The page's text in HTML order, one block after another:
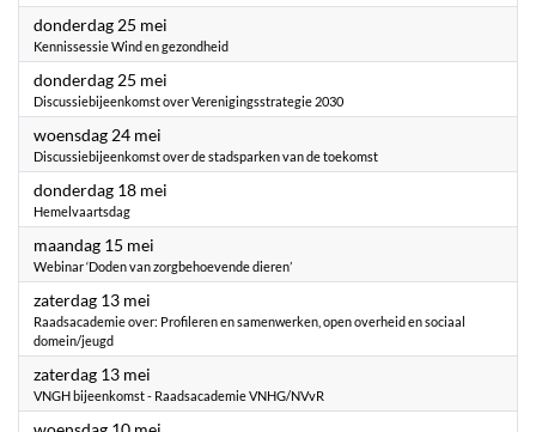
donderdag 25 mei
Kennissessie Wind en gezondheid
donderdag 25 mei
Discussiebijeenkomst over Verenigingsstrategie 2030
woensdag 24 mei
Discussiebijeenkomst over de stadsparken van de toekomst
donderdag 18 mei
Hemelvaartsdag
maandag 15 mei
Webinar ‘Doden van zorgbehoevende dieren’
zaterdag 13 mei
Raadsacademie over: Profileren en samenwerken, open overheid en sociaal
domein/jeugd
zaterdag 13 mei
VNGH bijeenkomst - Raadsacademie VNHG/NVvR